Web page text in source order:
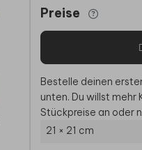
DANKESKARTE
Preise
Bestelle deinen
unten. Du willst mehr
Stückpreise an oder
21 × 21 cm